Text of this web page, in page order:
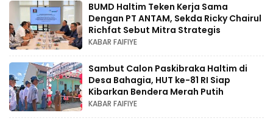
BUMD Haltim Teken Kerja Sama
Dengan PT ANTAM, Sekda Ricky Chairul
Richfat Sebut Mitra Strategis
KABAR FAIFIYE
Sambut Calon Paskibraka Haltim di
Desa Bahagia, HUT ke-81 RI Siap
Kibarkan Bendera Merah Putih
KABAR FAIFIYE